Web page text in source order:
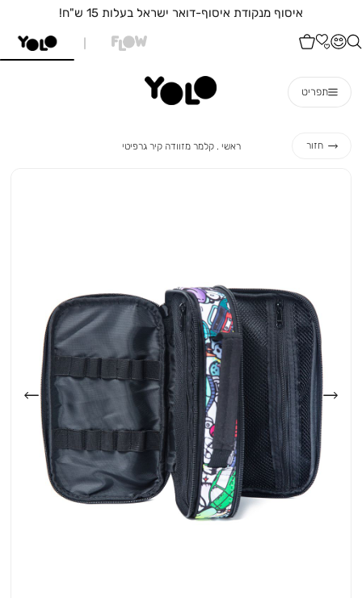
איסוף מנקודת איסוף-דואר ישראל בעלות 15 ש"ח!
תפריט
חזור ראשי ראשי
קלמר מזוודה קיר גרפיטי